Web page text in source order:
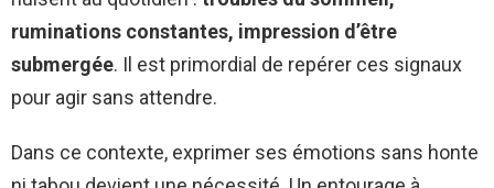
ruminations constantes, impression d’être
submergée. Il est primordial de repérer ces signaux
pour agir sans attendre.
Dans ce contexte, exprimer ses émotions sans honte